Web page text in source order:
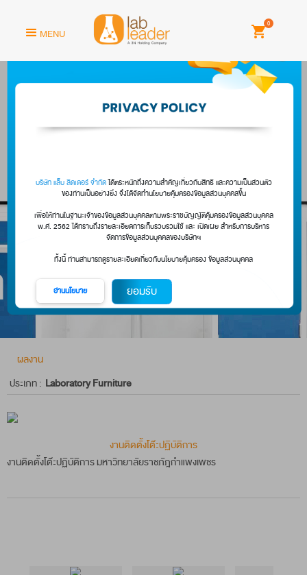
MENU
0
ผลงาน
ประเภท : Laboratory Furniture
งานติดตั้งโต๊ะปฏิบัติการ
งานติดตั้งโต๊ะปฏิบัติการ มหาวิทยาลัยราชภัฎกำแพงเพชร
บริษัท แล็บ ลีดเดอร์ จำกัดได้ตระหนักถึงความสำคัญเกี่ยวกับสิทธิ และความ
ของท่านเป็นอย่างยิ่ง จึงได้จัดทำนโยบายคุ้มครองข้อมูลส่วนบุคคลขึ้น
พ.ศ. 2562 ได้ทราบถึงรายละเอียดการเก็บรวบรวมใช้ และ เปิดเผย สำหรับ
จัดการข้อมูลส่วนบุคคลของบริษัทฯ
ทั้งนี้ ท่านสามารถดูรายละเอียดเกี่ยวกับนโยบายคุ้มครอง ข้อมูลส่วนบุ